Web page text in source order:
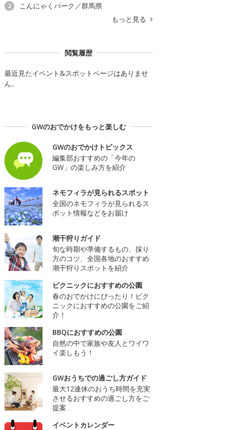
2
こんにゃくパーク／群馬県
もっと見る
閲覧履歴
最近見たイベント&スポットページはありませ
ん。
GWのおでかけをもっと楽しむ
GWのおでかけトピックス
編集部おすすめの「今年の
GW」の楽しみ方を紹介
ネモフィラが見られるスポット
全国のネモフィラが見られるス
ポット情報などをお届け
潮干狩りガイド
旬な時期や準備するもの、採り
方のコツ、全国各地のおすすめ
潮干狩りスポットを紹介
ピクニックにおすすめの公園
春のおでかけにぴったり！ピク
ニックにおすすめの公園をご紹
介！
BBQにおすすめの公園
自然の中で家族や友人とワイワ
イ楽しもう！
GWおうちでの過ごし方ガイド
最大12連休のおうち時間を充実
させるおすすめの過ごし方をご
提案
イベントカレンダー